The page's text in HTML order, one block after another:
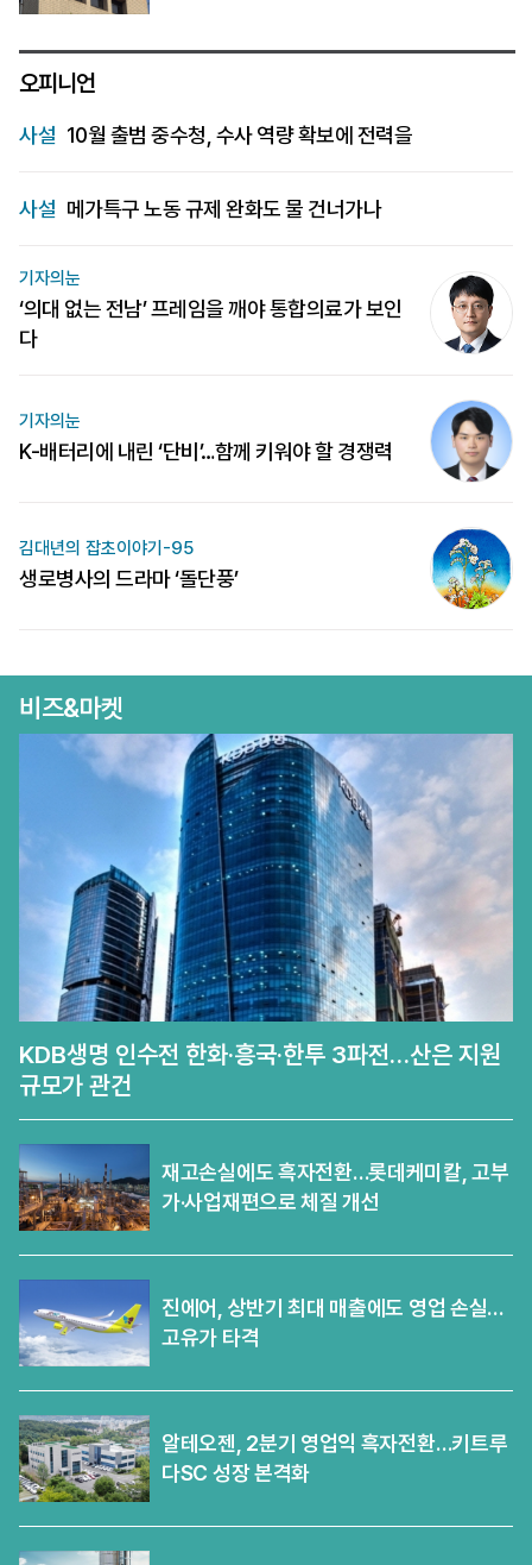
오피니언
사설 10월 출범 중수청, 수사 역량 확보에 전력을
사설 메가특구 노동 규제 완화도 물 건너가나
기자의눈
‘의대 없는 전남’ 프레임을 깨야 통합의료가 보인
다
기자의눈
K-배터리에 내린 ‘단비’…함께 키워야 할 경쟁력
김대년의 잡초이야기-95
생로병사의 드라마 ‘돌단풍’
비즈&마켓
KDB생명 인수전 한화·흥국·한투 3파전…산은 지원
규모가 관건
재고손실에도 흑자전환…롯데케미칼, 고부
가·사업재편으로 체질 개선
진에어, 상반기 최대 매출에도 영업 손실…
고유가 타격
알테오젠, 2분기 영업익 흑자전환…키트루
다SC 성장 본격화